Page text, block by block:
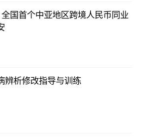
国首个中亚地区跨境人民币同业
辨析修改指导与训练